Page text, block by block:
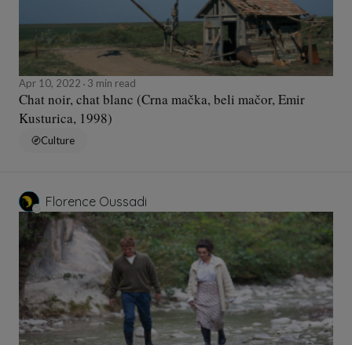
Apr 10, 2022 3 min read
Chat noir, chat blanc (Crna mačka, beli mačor, Emir
Kusturica, 1998)
Culture
Florence Oussadi